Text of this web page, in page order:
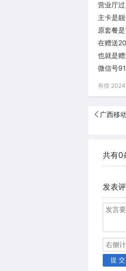
营业厅过
主卡是
原套餐
在赠送
也就是
微信号
有偿
广西移
共有0
发表
提 交